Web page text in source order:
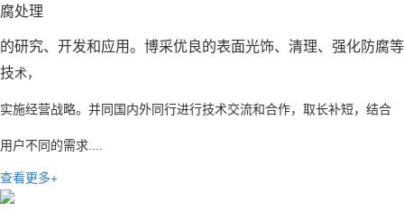
腐处理
的研究、开发和应用。博采优良的表面光饰、清理、强化防腐等
技术，
实施经营战略。并同国内外同行进行技术交流和合作，取长补短， 结合
用户不同的需求....
查看更多+